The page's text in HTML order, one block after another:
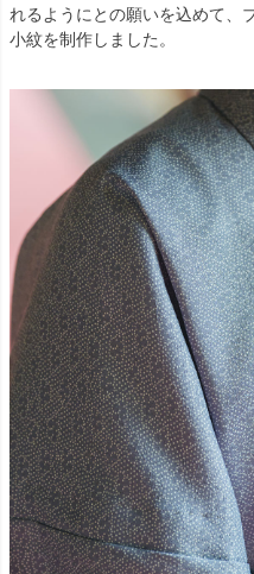
れるようにとの願いを込めて、
小紋を制作しました。